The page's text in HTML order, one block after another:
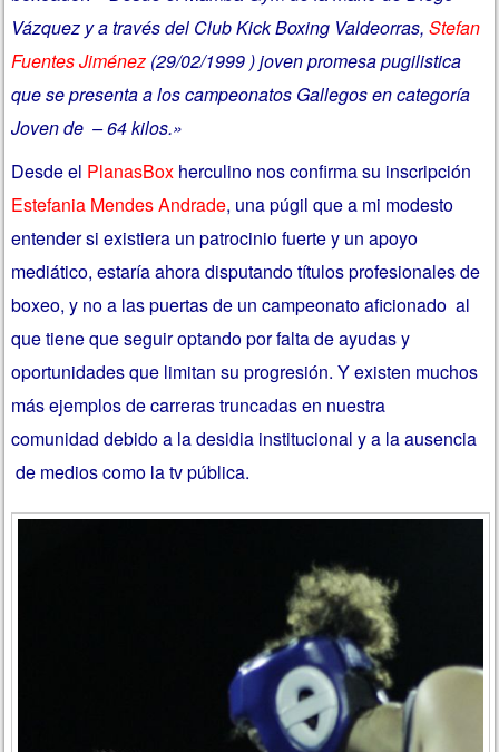
Vázquez y a través del Club Kick Boxing Valdeorras, Stefan
Fuentes Jiménez (29/02/1999 ) joven promesa pugilistica
que se presenta a los campeonatos Gallegos en categoría
Joven de – 64 kilos.»
Desde el PlanasBox herculino nos confirma su inscripción
Estefania Mendes Andrade, una púgil que a mi modesto
entender si existiera un patrocinio fuerte y un apoyo
mediático, estaría ahora disputando títulos profesionales de
boxeo, y no a las puertas de un campeonato aficionado al
que tiene que seguir optando por falta de ayudas y
oportunidades que limitan su progresión. Y existen muchos
más ejemplos de carreras truncadas en nuestra
comunidad debido a la desidia institucional y a la ausencia
de medios como la tv pública.